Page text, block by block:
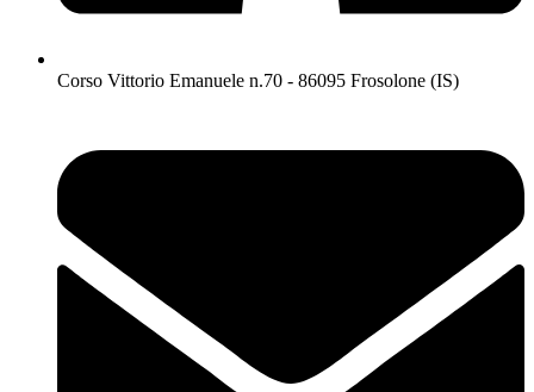
Corso Vittorio Emanuele n.70 - 86095 Frosolone (IS)